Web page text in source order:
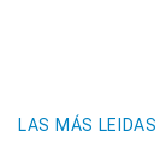
LAS MÁS LEIDAS